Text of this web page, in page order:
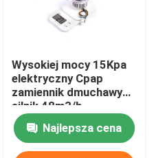
Wysokiej mocy 15Kpa
elektryczny Cpap
zamiennik dmuchawy
silnik 48m3/h
Najlepsza cena